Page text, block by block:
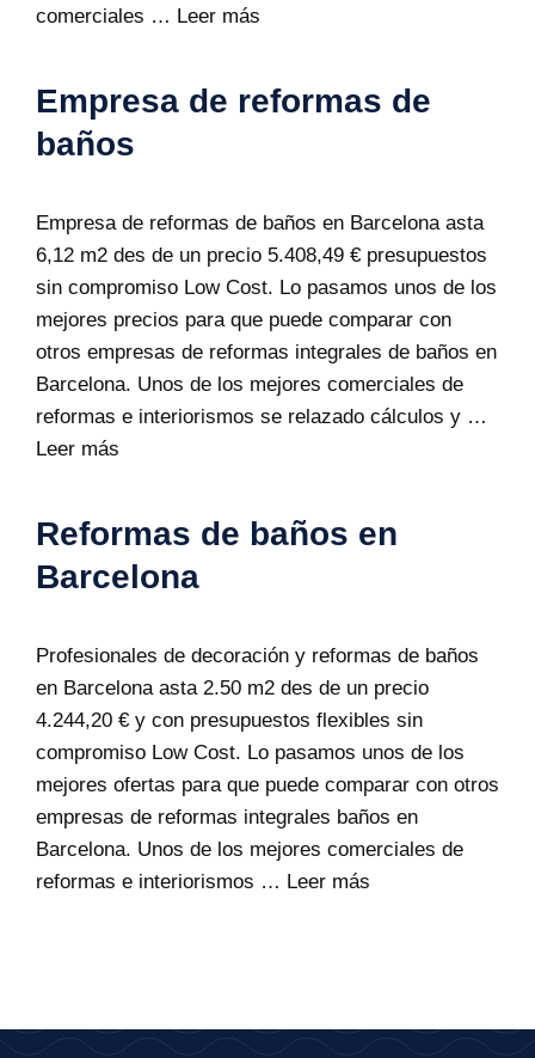
comerciales … Leer más
Empresa de reformas de
baños
Empresa de reformas de baños en Barcelona asta
6,12 m2 des de un precio 5.408,49 € presupuestos
sin compromiso Low Cost. Lo pasamos unos de los
mejores precios para que puede comparar con
otros empresas de reformas integrales de baños en
Barcelona. Unos de los mejores comerciales de
reformas e interiorismos se relazado cálculos y …
Leer más
Reformas de baños en
Barcelona
Profesionales de decoración y reformas de baños
en Barcelona asta 2.50 m2 des de un precio
4.244,20 € y con presupuestos flexibles sin
compromiso Low Cost. Lo pasamos unos de los
mejores ofertas para que puede comparar con otros
empresas de reformas integrales baños en
Barcelona. Unos de los mejores comerciales de
reformas e interiorismos … Leer más